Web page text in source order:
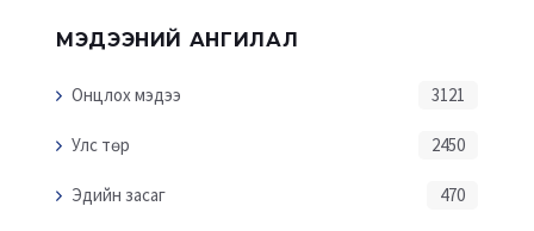
МЭДЭЭНИЙ АНГИЛАЛ
Онцлох мэдээ 3121
Улс төр 2450
Эдийн засаг 470